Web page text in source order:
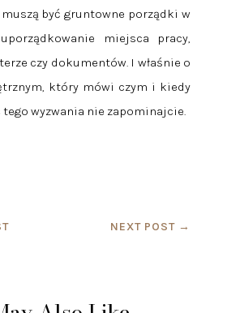
muszą być gruntowne porządki w
miejsca pracy,
czy dokumentów. I właśnie o
który mówi czym i kiedy
tego wyzwania nie zapominajcie.
NEXT POST →